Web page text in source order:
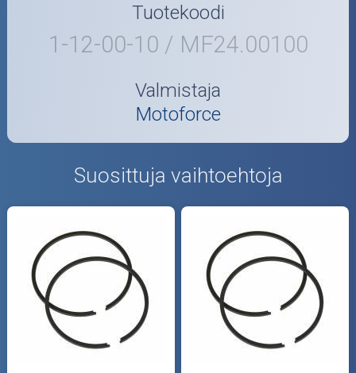
Tuotekoodi
1-12-00-10 / MF24.00100
Valmistaja
Motoforce
Suosittuja vaihtoehtoja